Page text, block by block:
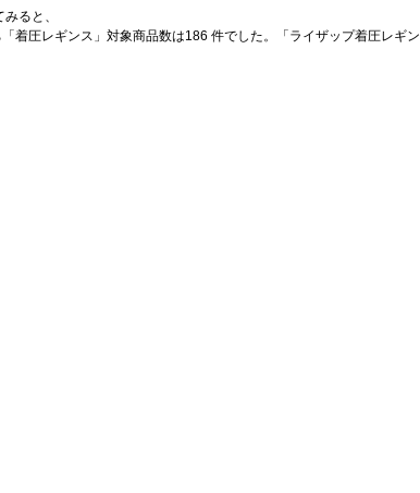
ると、
着圧レギンス」対象商品数は186 件でした。「ライザップ着圧レギン